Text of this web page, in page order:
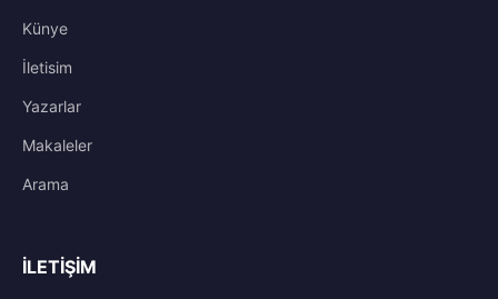
Künye
İletisim
Yazarlar
Makaleler
Arama
İLETIŞIM